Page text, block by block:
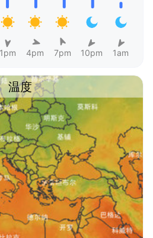
1pm 4pm 7pm 10pm 1am
温度